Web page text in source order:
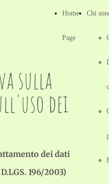
Home
Page
Chi
sulla
dei
dei dati
196/2003)